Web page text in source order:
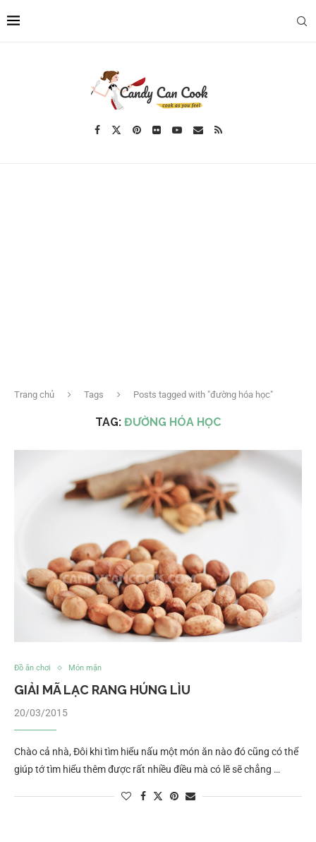
Trang chủ Tags Posts tagged with "đường hóa học"
TAG: ĐƯỜNG HÓA HỌC
Đồ ăn chơi Món mặn
GIẢI MÃ LẠC RANG HÚNG LÌU
20/03/2015
Chào cả nhà, Đôi khi tìm hiểu nấu một món ăn nào đó cũng có thể
giúp tớ tìm hiểu thêm được rất nhiều điều mà có lẽ sẽ chẳng …